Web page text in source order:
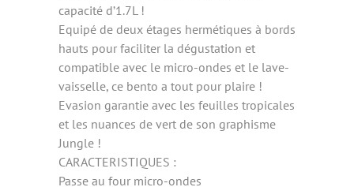
capacité d’1.7L !
Equipé de deux étages hermétiques à bords
hauts pour faciliter la dégustation et
compatible avec le micro-ondes et le lave-
vaisselle, ce bento a tout pour plaire !
Evasion garantie avec les feuilles tropicales
et les nuances de vert de son graphisme
Jungle !
CARACTERISTIQUES :
Passe au four micro-ondes